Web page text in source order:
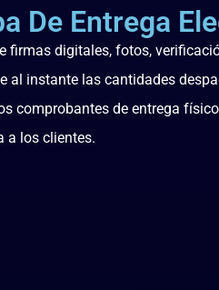
De Entrega
firmas digitales, fotos,
al instante las cantidades
comprobantes de entrega
a los clientes.